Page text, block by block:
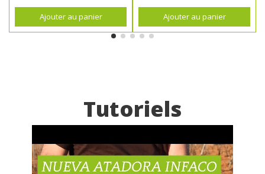
Ajouter au panier Ajouter au panier
Tutoriels